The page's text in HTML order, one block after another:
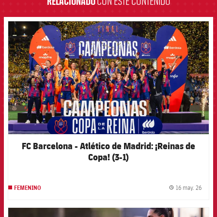
FCB Barcelona badge
FC Barcelona - Atlético de Madrid: ¡Reinas de
Copa! (3-1)
FEMENINO 16 may. 26
FCB Barcelona badge